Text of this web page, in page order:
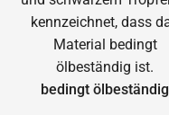
bedingt ölbeständig